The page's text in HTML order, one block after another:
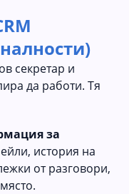
секретар и
да работи. Тя
за
история на
от разговори,